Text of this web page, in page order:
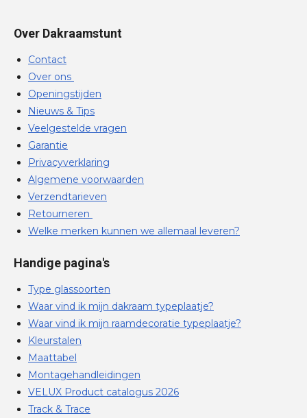
Over Dakraamstunt
Contact
Over ons
Openingstijden
Nieuws & Tips
Veelgestelde vragen
Garantie
Privacyverklaring
Algemene voorwaarden
Verzendtarieven
Retourneren
Welke merken kunnen we allemaal leveren?
Handige pagina's
Type glassoorten
Waar vind ik mijn dakraam typeplaatje?
Waar vind ik mijn raamdecoratie typeplaatje?
Kleurstalen
Maattabel
Montagehandleidingen
VELUX Product catalogus 2026
Track & Trace